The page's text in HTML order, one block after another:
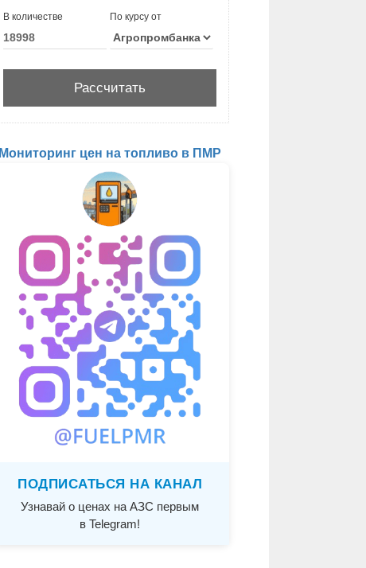
В количестве По курсу от
Мониторинг цен на топливо в ПМР
ПОДПИСАТЬСЯ НА КАНАЛ
Узнавай о ценах на АЗС первым
в Telegram!